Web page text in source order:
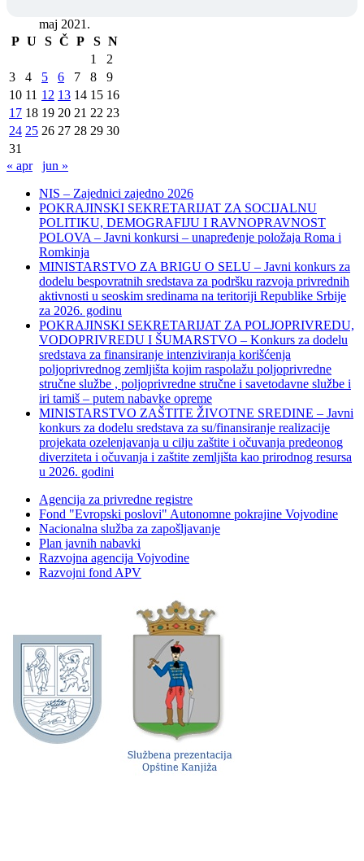
maj 2021.
P U S Č P S N
1
2
3
4 5 6 7 8
9
10 11 12 13 14 15 16
17 18 19 20 21 22 23
24 25 26 27 28 29 30
31
« apr
jun »
NIS – Zajednici zajedno 2026
POKRAJINSKI SEKRETARIJAT ZA SOCIJALNU
POLITIKU, DEMOGRAFIJU I RAVNOPRAVNOST
POLOVA – Javni konkursi – unapređenje položaja Roma i
Romkinja
MINISTARSTVO ZA BRIGU O SELU – Javni konkurs za
dodelu bespovratnih sredstava za podršku razvoja privrednih
aktivnosti u seoskim sredinama na teritoriji Republike Srbije
za 2026. godinu
POKRAJINSKI SEKRETARIJAT ZA POLJOPRIVREDU,
VODOPRIVREDU I ŠUMARSTVO – Konkurs za dodelu
sredstava za finansiranje intenziviranja korišćenja
poljoprivrednog zemljišta kojim raspolažu poljoprivredne
stručne službe , poljoprivredne stručne i savetodavne službe i
iri tamiš ‒ putem nabavke opreme
MINISTARSTVO ZAŠTITE ŽIVOTNE SREDINE – Javni
konkurs za dodelu sredstava za su/finansiranje realizacije
projekata ozelenjavanja u cilju zaštite i očuvanja predeonog
diverziteta i očuvanja i zaštite zemljišta kao prirodnog resursa
u 2026. godini
Agencija za privredne registre
Fond "Evropski poslovi" Autonomne pokrajine Vojvodine
Nacionalna služba za zapošljavanje
Plan javnih nabavki
Razvojna agencija Vojvodine
Razvojni fond APV